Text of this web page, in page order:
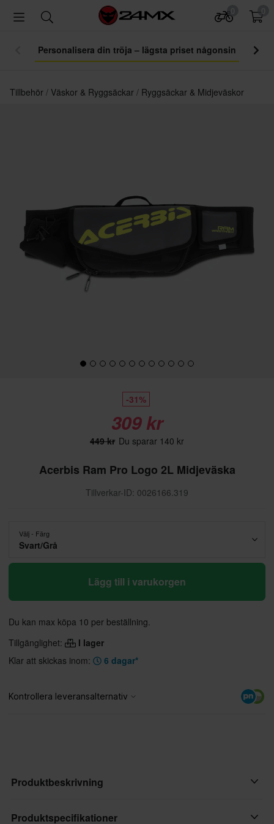
Personalisera din tröja – lägsta priset någonsin
Tillbehör Väskor & Ryggsäckar Ryggsäckar & Midjeväskor
-31%
309 kr
449 kr Du sparar 140 kr
Acerbis Ram Pro Logo 2L Midjeväska
Tillverkar-ID: 0026166.319
Välj - Färg
Svart/Grå
Lägg till i varukorgen
Du kan max köpa 10 per beställning.
Tillgänglighet:
I lager
Klar att skickas inom:
6 dagar*
Produktbeskrivning
Midjeväskan Acerbis Ram Pro Logo är en praktisk accessoar för
Produktspecifikationer